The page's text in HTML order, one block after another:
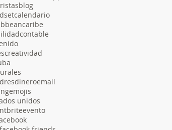
blog
calendario
caribe
contable
creatividad
dineroemail
emojis
unidos
evento